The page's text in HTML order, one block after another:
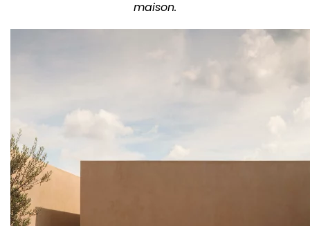
maison.